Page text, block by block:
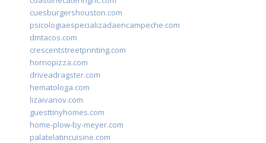
cuesburgershouston.com
psicologiaespecializadaencampeche.com
dmtacos.com
crescentstreetprinting.com
hornopizza.com
driveadragster.com
hematologa.com
lizaivanov.com
guesttinyhomes.com
home-plow-by-meyer.com
palatelatincuisine.com